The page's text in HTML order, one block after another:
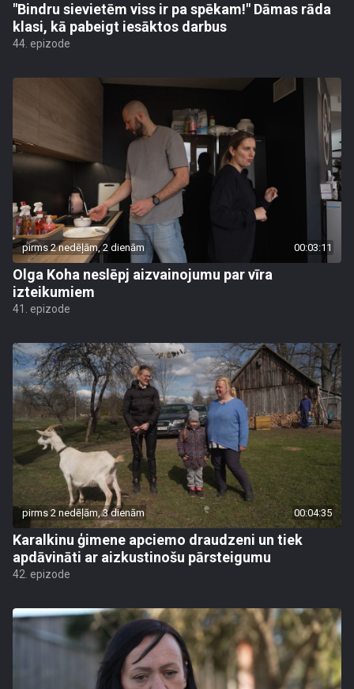
"Bindru sievietēm viss ir pa spēkam!" Dāmas rāda
klasi, kā pabeigt iesāktos darbus
44. epizode
pirms 2 nedēļām, 2 dienām 00:03:11
Olga Koha neslēpj aizvainojumu par vīra
izteikumiem
41. epizode
pirms 2 nedēļām, 3 dienām 00:04:35
Karalkinu ģimene apciemo draudzeni un tiek
apdāvināti ar aizkustinošu pārsteigumu
42. epizode